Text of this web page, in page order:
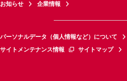
お知らせ 企業情報
パーソナルデータ（個人情報など）について
サイトメンテナンス情報
サイトマップ